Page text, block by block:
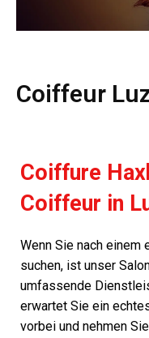
Coiffeur
Coiffure
Coiffeur in
Wenn Sie nach einem
suchen, ist unser
umfassende
erwartet Sie ein
vorbei und nehmen